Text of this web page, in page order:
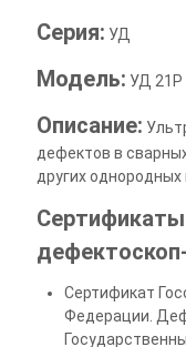
Серия: УД
Модель: УД 21Р
Описание:
дефектов в
других однородных
Сертификаты
Сертификат
Федерации.